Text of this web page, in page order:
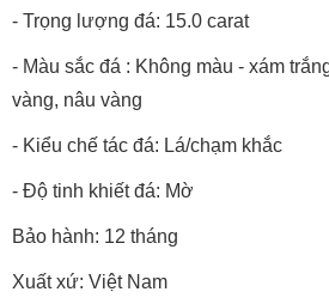
- Trọng lượng đá: 15.0 carat
- Màu sắc đá : Không màu - xám
vàng, nâu vàng
- Kiểu chế tác đá: Lá/chạm khắc
- Độ tinh khiết đá: Mờ
Bảo hành: 12 tháng
Xuất xứ: Việt Nam